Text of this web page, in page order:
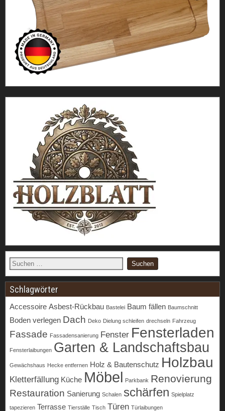
Schlagwörter
Accessoire Asbest-Rückbau Bastelei Baum fällen Baumschnitt
Boden verlegen Dach Deko Dielung schleifen drechseln Fahrzeug
Fassade Fassadensanierung Fenster Fensterladen
Fensterlaibungen Garten & Landschaftsbau
Gewächshaus Hecke entfernen Holz & Bautenschutz Holzbau
Kletterfällung Küche Möbel Parkbank Renovierung
Restauration Sanierung Schalen schärfen Spielplatz
tapezieren Terrasse Tierställe Tisch Türen Türlaibungen